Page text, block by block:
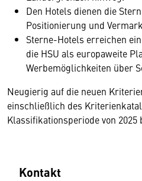
Den Hotels dienen die
Positionierung und
Sterne-Hotels erreichen
die HSU als europaweite
Werbemöglichkeiten über
Neugierig auf die neuen
einschließlich des
Klassifikationsperiode von 2025
Kontakt